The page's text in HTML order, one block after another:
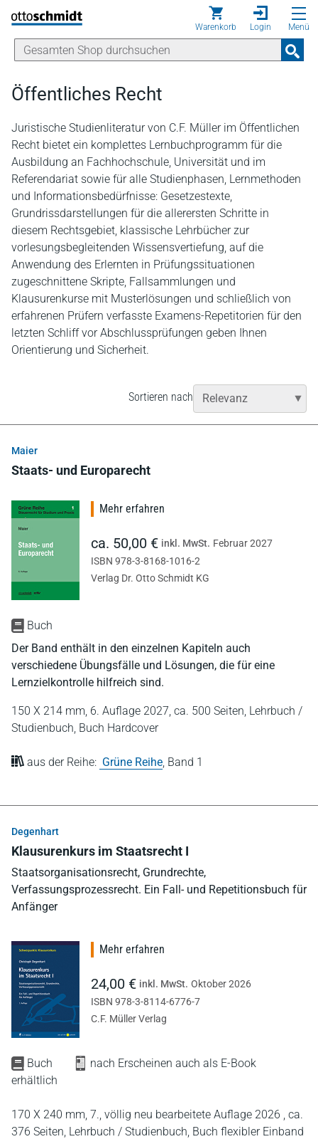
Direkt zum Inhalt
Warenkorb Login Menü
Öffentliches Recht
Juristische Studienliteratur von C.F. Müller im Öffentlichen
Recht bietet ein komplettes Lernbuchprogramm für die
Ausbildung an Fachhochschule, Universität und im
Referendariat sowie für alle Studienphasen, Lernmethoden
und Informationsbedürfnisse: Gesetzestexte,
Grundrissdarstellungen für die allerersten Schritte in
diesem Rechtsgebiet, klassische Lehrbücher zur
vorlesungsbegleitenden Wissensvertiefung, auf die
Anwendung des Erlernten in Prüfungssituationen
zugeschnittene Skripte, Fallsammlungen und
Klausurenkurse mit Musterlösungen und schließlich von
erfahrenen Prüfern verfasste Examens-Repetitorien für den
letzten Schliff vor Abschlussprüfungen geben Ihnen
Orientierung und Sicherheit.
Sortieren nach
Maier
Staats- und Europarecht
Buch
Der Band enthält in den einzelnen Kapiteln auch
verschiedene Übungsfälle und Lösungen, die für eine
Lernzielkontrolle hilfreich sind.
150 X 214 mm, 6. Auflage 2027, ca. 500 Seiten, Lehrbuch /
Studienbuch, Buch Hardcover
aus der Reihe: Grüne Reihe, Band 1
Mehr erfahren
ca. 50,00 € inkl. MwSt. Februar 2027
ISBN 978-3-8168-1016-2
Verlag Dr. Otto Schmidt KG
Degenhart
Klausurenkurs im Staatsrecht I
Staatsorganisationsrecht, Grundrechte,
Verfassungsprozessrecht. Ein Fall- und Repetitionsbuch für
Anfänger
Buch
nach Erscheinen auch als E-Book
erhältlich
170 X 240 mm, 7., völlig neu bearbeitete Auflage 2026 , ca.
376 Seiten, Lehrbuch / Studienbuch, Buch flexibler Einband
Mehr erfahren
24,00 € inkl. MwSt. Oktober 2026
ISBN 978-3-8114-6776-7
C.F. Müller Verlag